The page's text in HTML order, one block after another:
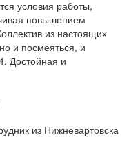
условия работы,
повышением
из настоящих
и посмеяться, и
Достойная и
из Нижневартовска